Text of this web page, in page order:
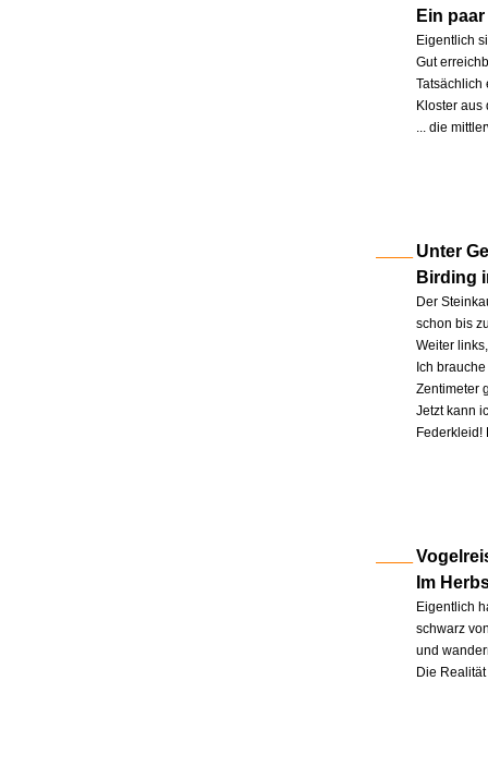
Ein
Eigentlich
Gut
Tatsächlich
Kloster
... die
Unter
Birding
Der
schon bis
Weiter
Ich
Zentimeter
Jetzt kann
Im
Eigentlich
schwarz
und
Die